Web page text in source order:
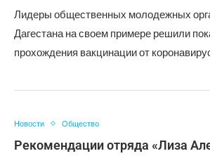
Лидеры общественных молодежных
Дагестана на своем примере решили
прохождения вакцинации от
Новости Общество
Рекомендации отряда «Лиза